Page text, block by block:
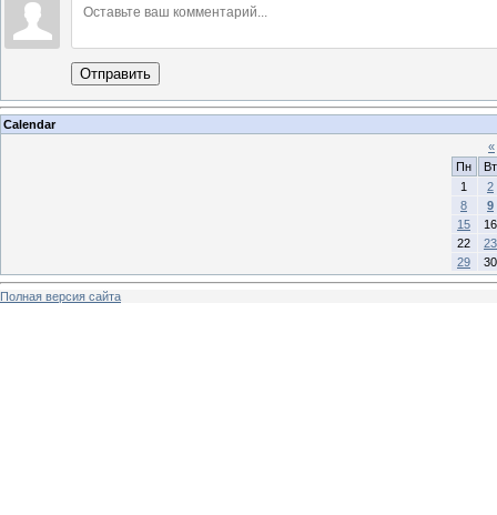
Отправить
Calendar
«
Пн
Вт
1
2
8
9
15
16
22
23
29
30
Полная версия сайта